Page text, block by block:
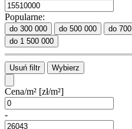
Popularne:
do 300 000 do 500 000 do
do 1 500 000
Usuń filtr Wybierz
Cena/m² [zł/m²]
-